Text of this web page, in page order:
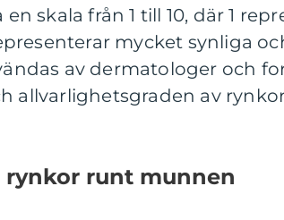
skala från 1 till 10, där 1
mycket synliga
av dermatologer och
allvarlighetsgraden av
runt munnen